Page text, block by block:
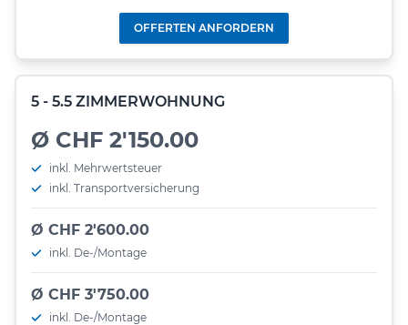
OFFERTEN ANFORDERN
5 - 5.5 ZIMMERWOHNUNG
Ø CHF 2'150.00
inkl. Mehrwertsteuer
inkl. Transportversicherung
Ø CHF 2'600.00
inkl. De-/Montage
Ø CHF 3'750.00
inkl. De-/Montage